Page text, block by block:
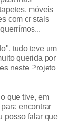
móveis
com cristais
tudo teve um
querida por
neste Projeto
que tive, em
encontrar
posso falar que